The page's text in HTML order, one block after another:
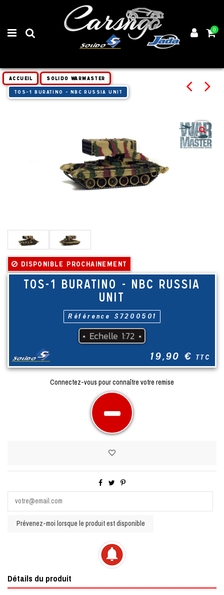
0
Accueil SOLIDO WARMASTER
TOS-1 BURATINO - NBC RUSSIA UNIT
TOS-1 BURATINO - NBC RUSSIA
UNIT
Référence S7200501
• Echelle 1:72 •
Disponible prochainement
19,90 € TTC
Connectez-vous pour connaître votre remise
Prévenez-moi lorsque le produit est disponible
Détails du produit